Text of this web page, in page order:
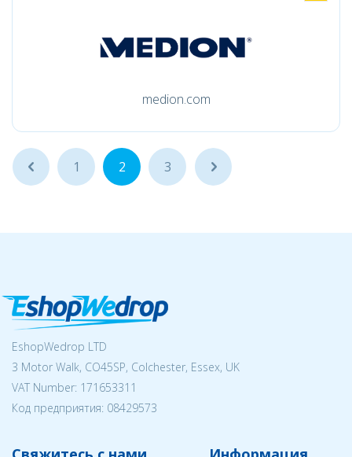
medion.com
... 1 2 3 ...
EshopWedrop LTD
3 Motor Walk, CO45SP, Colchester, Essex, UK
VAT Number: 171653311
Код предприятия: 08429573